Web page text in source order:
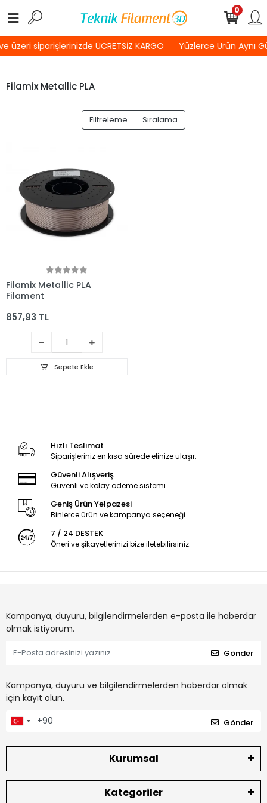
üzeri siparişlerinizde ÜCRETSİZ KARGO Yüzlerce Ürün Aynı
0
Filamix Metallic PLA
Filtreleme Sıralama
Filamix Metallic PLA
Filament
857,93 TL
Sepete Ekle
Hızlı Teslimat
Siparişleriniz en kısa sürede elinize ulaşır.
Güvenli Alışveriş
Güvenli ve kolay ödeme sistemi
Geniş Ürün Yelpazesi
Binlerce ürün ve kampanya seçeneği
7 / 24 DESTEK
Öneri ve şikayetlerinizi bize iletebilirsiniz.
Kampanya, duyuru, bilgilendirmelerden e-posta ile haberdar
olmak istiyorum.
Gönder
Kampanya, duyuru ve bilgilendirmelerden haberdar olmak
için kayıt olun.
Gönder
Kurumsal
Kategoriler